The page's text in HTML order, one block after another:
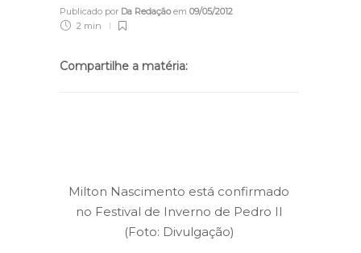
Publicado por Da Redaçãoem 09/05/2012
2 min
Compartilhe a matéria:
Milton Nascimento está confirmado
no Festival de Inverno de Pedro II
(Foto: Divulgação)